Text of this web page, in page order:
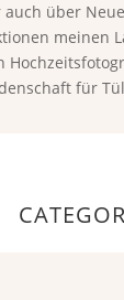
auch über
meinen
für